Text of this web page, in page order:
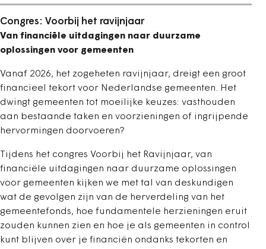
Congres: Voorbij het ravijnjaar
Van financiële uitdagingen naar duurzame
oplossingen voor gemeenten
Vanaf 2026, het zogeheten ravijnjaar, dreigt een groot
financieel tekort voor Nederlandse gemeenten. Het
dwingt gemeenten tot moeilijke keuzes: vasthouden
aan bestaande taken en voorzieningen of ingrijpende
hervormingen doorvoeren?
Tijdens het congres Voorbij het Ravijnjaar, van
financiële uitdagingen naar duurzame oplossingen
voor gemeenten kijken we met tal van deskundigen
wat de gevolgen zijn van de herverdeling van het
gemeentefonds, hoe fundamentele herzieningen eruit
zouden kunnen zien en hoe je als gemeenten in control
kunt blijven over je financiën ondanks tekorten en